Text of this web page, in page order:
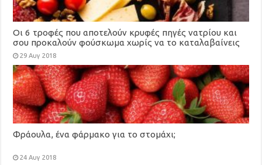
Οι 6 τροφές που αποτελούν κρυφές πηγές νατρίου και
σου προκαλούν φούσκωμα χωρίς να το καταλαβαίνεις
29 Αυγ 2018
Φράουλα, ένα φάρμακο για το στομάχι;
24 Αυγ 2018